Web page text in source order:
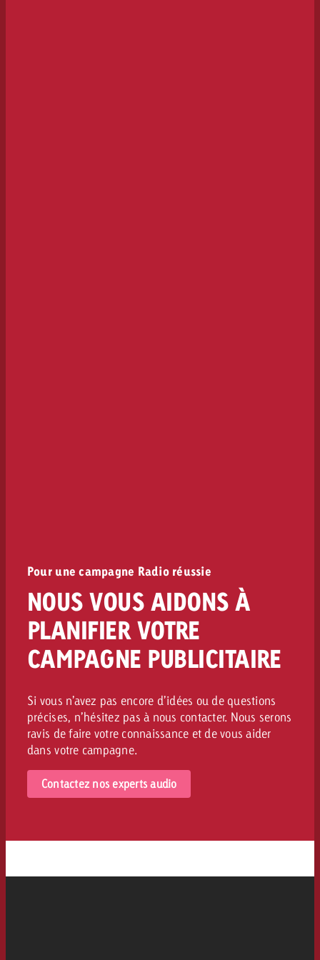
Pour une campagne Radio réussie
NOUS VOUS AIDONS À
PLANIFIER VOTRE
CAMPAGNE PUBLICITAIRE
Si vous n’avez pas encore d’idées ou de questions
précises, n’hésitez pas à nous contacter. Nous serons
ravis de faire votre connaissance et de vous aider
dans votre campagne.
Contactez nos experts audio